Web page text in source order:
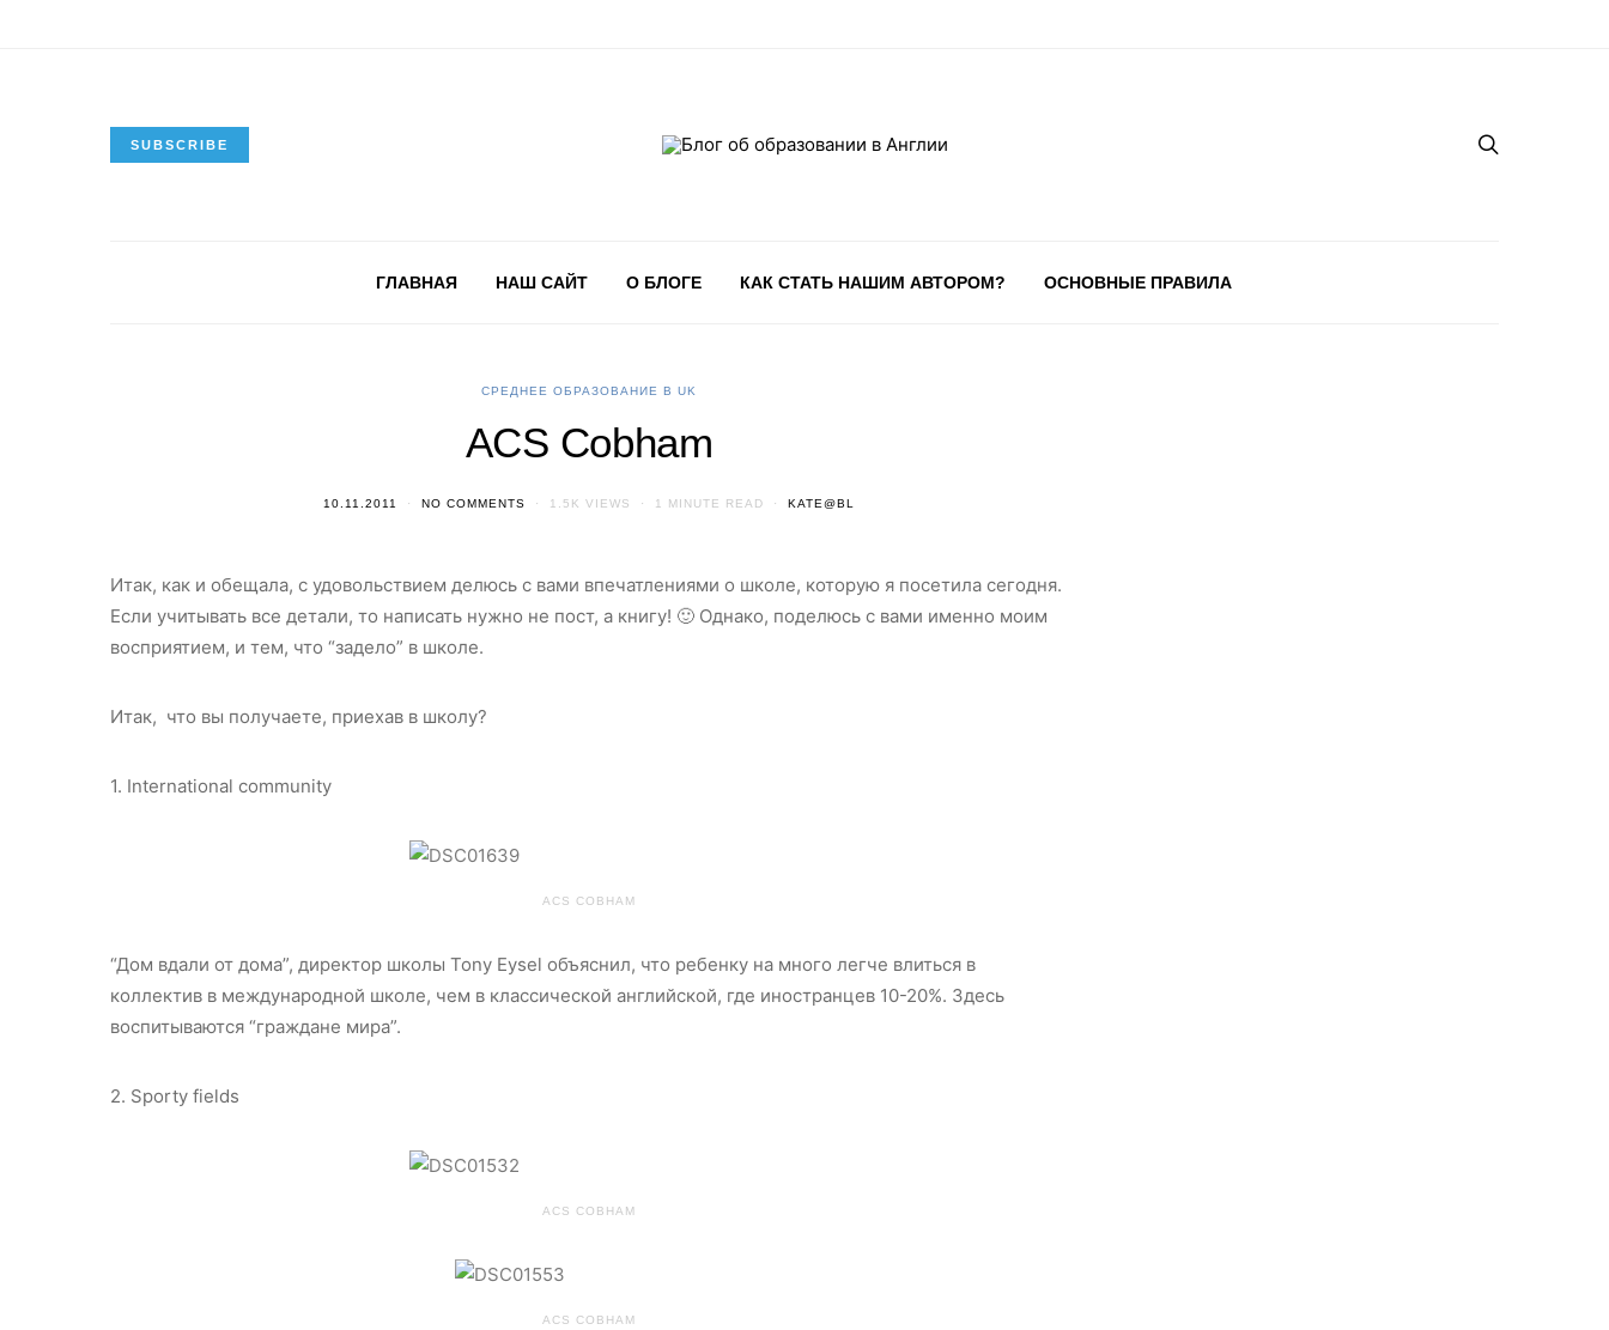
SUBSCRIBE
ГЛАВНАЯ НАШ САЙТ О БЛОГЕ КАК СТАТЬ НАШИМ АВТОРОМ? ОСНОВНЫЕ ПРАВИЛА
СРЕДНЕЕ ОБРАЗОВАНИЕ В UK
ACS Cobham
10.11.2011 NO COMMENTS 1.5K VIEWS 1 MINUTE READ KATE@BL
Итак, как и обещала, с удовольствием делюсь с вами впечатлениями о школе, которую я посетила сегодня.
Если учитывать все детали, то написать нужно не пост, а книгу! 🙂 Однако, поделюсь с вами именно моим
восприятием, и тем, что “задело” в школе.
Итак, что вы получаете, приехав в школу?
1. International community
ACS COBHAM
“Дом вдали от дома”, директор школы Tony Eysel объяснил, что ребенку на много легче влиться в
коллектив в международной школе, чем в классической английской, где иностранцев 10-20%. Здесь
воспитываются “граждане мира”.
2. Sporty fields
ACS COBHAM
ACS COBHAM